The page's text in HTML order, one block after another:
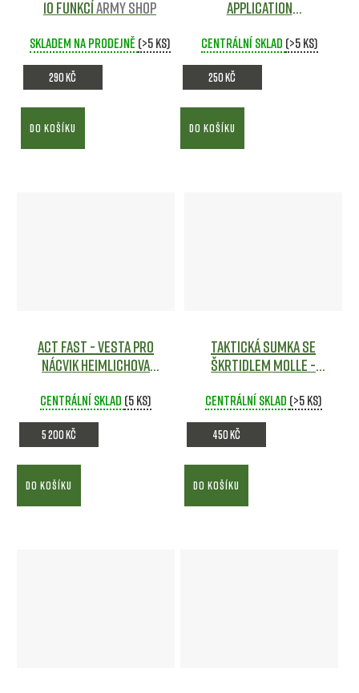
Application
Army shop
Centrální sklad (>5 ks)
250 Kč
DO KOŠÍKU
ACT FAST - vesta pro
nácvik Heimlichova
Centrální sklad (5 ks)
5 200 Kč
DO KOŠÍKU
Taktická Sumka se
Škrtidlem MOLLE -
Army shop
Centrální sklad (>5 ks)
450 Kč
DO KOŠÍKU
10 funkcíArmy shop
Skladem na prodejně (>5 ks)
290 Kč
DO KOŠÍKU